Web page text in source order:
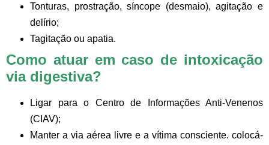
Tonturas, prostração, síncope (desmaio), agitação e
delírio;
Tagitação ou apatia.
Como atuar em caso de intoxicação
via digestiva?
Ligar para o Centro de Informações Anti-Venenos
(CIAV);
Manter a via aérea livre e a vítima consciente. colocá-